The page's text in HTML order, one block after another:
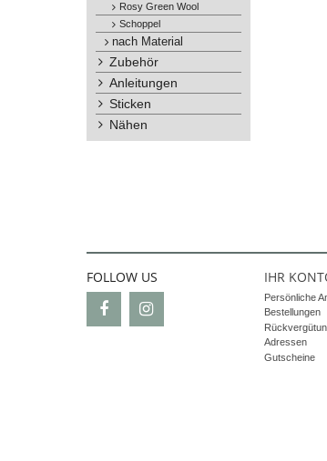
Rosy Green Wool
Schoppel
nach Material
Zubehör
Anleitungen
Sticken
Nähen
FOLLOW US IHR
Persönliche
Bestellungen
Adressen
Gutscheine